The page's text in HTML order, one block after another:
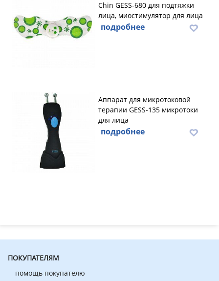
Chin GESS-680 для подтяжки
лица, миостимулятор для лица
подробнее
Аппарат для микротоковой
терапии GESS-135 микротоки
для лица
подробнее
ПОКУПАТЕЛЯМ
помощь покупателю